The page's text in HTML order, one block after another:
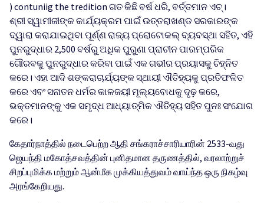
) contuniig the tredition ଗତ କିଛି ବର୍ଷ ଧରି, ବର୍ତ୍ତମାନ ଏଚ୍।
ଶ୍ରୀ ସ୍ୱାମୀଜୀଙ୍କ କାର୍ଯ୍ୟକ୍ରମ ପାଇଁ ଉତ୍ତରାଖଣ୍ଡ ସରକାରଙ୍କ
ଦ୍ୱାରା କରାଯାଇଥିବା ପୂର୍ଣ୍ଣ ରାଜ୍ୟ ପ୍ରୋଟୋକଲ୍ ବ୍ୟବସ୍ଥା ସହିତ, ଏହି
ପୁନରୁଦ୍ଧାର 2,500 ବର୍ଷରୁ ଅଧିକ ପୁରୁଣା ପ୍ରାଚୀନ ପାରମ୍ପରିକ
ଗୌରବକୁ ପୁନରୁଦ୍ଧାର କରିବା ପାଇଁ ଏକ ଗଭୀର ପ୍ରୟାସକୁ ଚିହ୍ନିତ
କରେ। ଏହା ଆଦି ଶଙ୍କରାଚାର୍ଯ୍ୟଙ୍କ ସ୍ଥାୟୀ ଐତିହ୍ୟକୁ ପ୍ରତିଫଳିତ
କରେ ଏବଂ ସନାତନ ଧର୍ମର କାଳଜୟୀ ମୂଲ୍ୟବୋଧକୁ ଦୃଢ଼ କରେ,
ଭକ୍ତମାନଙ୍କୁ ଏକ ସମୃଦ୍ଧ ଆଧ୍ୟାତ୍ମିକ ଐତିହ୍ୟ ସହିତ ପୁନଃ ସଂଯୋଗ
କରେ।
கேதார்நாத்தில் நடைபெற்ற ஆதி சங்கராச்சாரியாரின் 2533-வது
ஜெயந்தி மகோத்சவத்தின் புனிதமான தருணத்தில், வரலாற்றுச்
சிறப்புமிக்க மற்றும் ஆன்மீக முக்கியத்துவம் வாய்ந்த ஒரு நிகழ்வு
அரங்கேறியது.